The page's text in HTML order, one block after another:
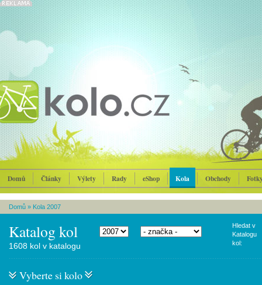
Domů Články Výlety Rady eShop Kola Obchody
Domů » Kola 2007
Katalog kol
Hledat v
Katalogu
kol:
1608 kol v katalogu
Vyberte si kolo